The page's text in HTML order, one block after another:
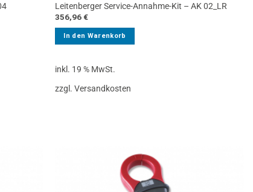
Leitenberger Service-Annahme-Kit – AK 02_LR
356,96€
In den Warenkorb
inkl. 19 % MwSt.
zzgl. Versandkosten